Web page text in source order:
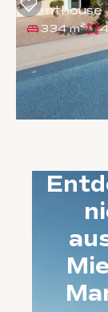
Penthouse
334 m²